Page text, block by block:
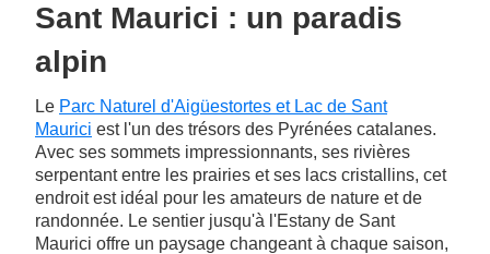
Sant Maurici : un paradis
alpin
Le Parc Naturel d'Aigüestortes et Lac de Sant
Maurici est l'un des trésors des Pyrénées catalanes.
Avec ses sommets impressionnants, ses rivières
serpentant entre les prairies et ses lacs cristallins, cet
endroit est idéal pour les amateurs de nature et de
randonnée. Le sentier jusqu'à l'Estany de Sant
Maurici offre un paysage changeant à chaque saison,